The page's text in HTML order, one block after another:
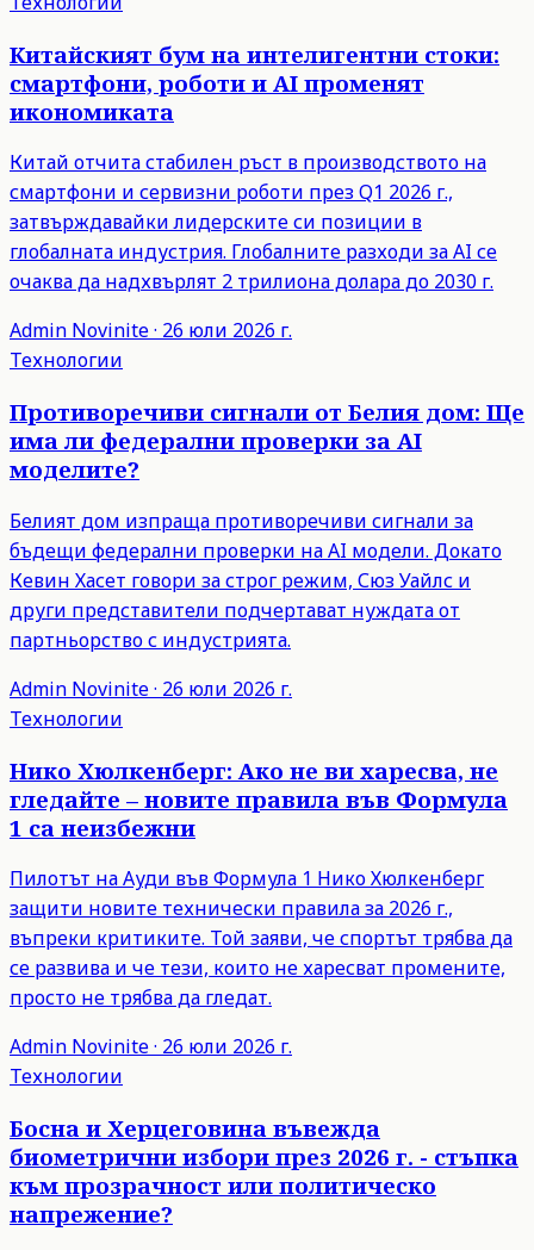
Китайският бум на интелигентни стоки:
смартфони, роботи и AI променят
икономиката
Китай отчита стабилен ръст в производството на
смартфони и сервизни роботи през Q1 2026 г.,
затвърждавайки лидерските си позиции в
глобалната индустрия. Глобалните разходи за AI се
очаква да надхвърлят 2 трилиона долара до 2030 г.
Admin Novinite· 26 юли 2026 г.
Технологии
Противоречиви сигнали от Белия дом: Ще
има ли федерални проверки за AI
моделите?
Белият дом изпраща противоречиви сигнали за
бъдещи федерални проверки на AI модели. Докато
Кевин Хасет говори за строг режим, Сюз Уайлс и
други представители подчертават нуждата от
партньорство с индустрията.
Admin Novinite· 26 юли 2026 г.
Технологии
Нико Хюлкенберг: Ако не ви харесва, не
гледайте – новите правила във Формула
1 са неизбежни
Пилотът на Ауди във Формула 1 Нико Хюлкенберг
защити новите технически правила за 2026 г.,
въпреки критиките. Той заяви, че спортът трябва да
се развива и че тези, които не харесват промените,
просто не трябва да гледат.
Admin Novinite· 26 юли 2026 г.
Технологии
Босна и Херцеговина въвежда
биометрични избори през 2026 г. - стъпка
към прозрачност или политическо
напрежение?